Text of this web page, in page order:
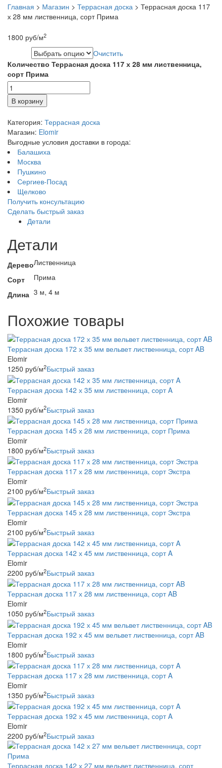
Главная > Магазин > Террасная доска > Террасная доска 117
х 28 мм лиственница, сорт Прима
1800 руб/м2
Очистить
Количество Террасная доска 117 х 28 мм лиственница,
сорт Прима
В корзину
Категория: Террасная доска
Магазин: Elomir
Выгодные условия доставки в города:
Балашиха
Москва
Пушкино
Сергиев-Посад
Щелково
Получить консультацию
Сделать быстрый заказ
Детали
Детали
ДеревоЛиственница
Сорт
Прима
Длина 3 м, 4 м
Похожие товары
Террасная доска 172 х 35 мм вельвет лиственница, сорт AB
Elomir
1250 руб/м2Быстрый заказ
Террасная доска 142 х 35 мм лиственница, сорт A
Elomir
1350 руб/м2Быстрый заказ
Террасная доска 145 х 28 мм лиственница, сорт Прима
Elomir
1800 руб/м2Быстрый заказ
Террасная доска 117 х 28 мм лиственница, сорт Экстра
Elomir
2100 руб/м2Быстрый заказ
Террасная доска 145 х 28 мм лиственница, сорт Экстра
Elomir
2100 руб/м2Быстрый заказ
Террасная доска 142 х 45 мм лиственница, сорт A
Elomir
2200 руб/м2Быстрый заказ
Террасная доска 117 х 28 мм лиственница, сорт AB
Elomir
1050 руб/м2Быстрый заказ
Террасная доска 192 х 45 мм вельвет лиственница, сорт AB
Elomir
1800 руб/м2Быстрый заказ
Террасная доска 117 х 28 мм лиственница, сорт A
Elomir
1350 руб/м2Быстрый заказ
Террасная доска 192 х 45 мм лиственница, сорт A
Elomir
2200 руб/м2Быстрый заказ
Террасная доска 142 х 27 мм вельвет лиственница, сорт